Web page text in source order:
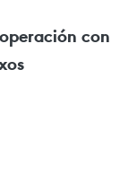
con